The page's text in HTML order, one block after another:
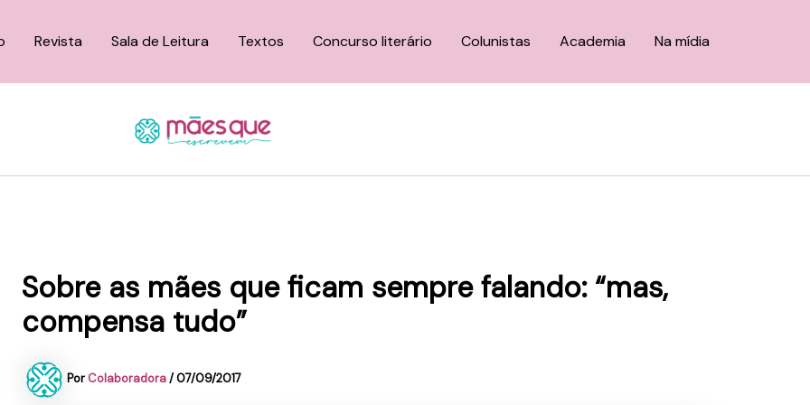
Revista Sala de Leitura Textos Concurso literário Colunistas Academia Na mídia
Sobre as mães que ficam sempre falando: “mas,
compensa tudo”
PorColaboradora/07/09/2017